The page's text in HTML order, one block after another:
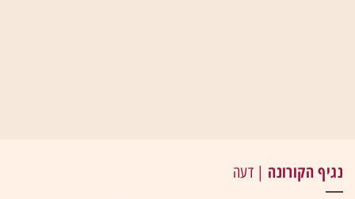
נגיף הקורונה | דעה